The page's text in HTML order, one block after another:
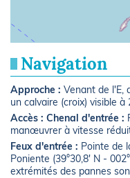
Navigation
Approche : Venant de l'E,
un calvaire (croix) visible
Accès : Chenal d'entrée :
manœuvrer à vitesse
Feux d'entrée : Pointe de
Poniente (39°30,8' N -
extrémités des pannes